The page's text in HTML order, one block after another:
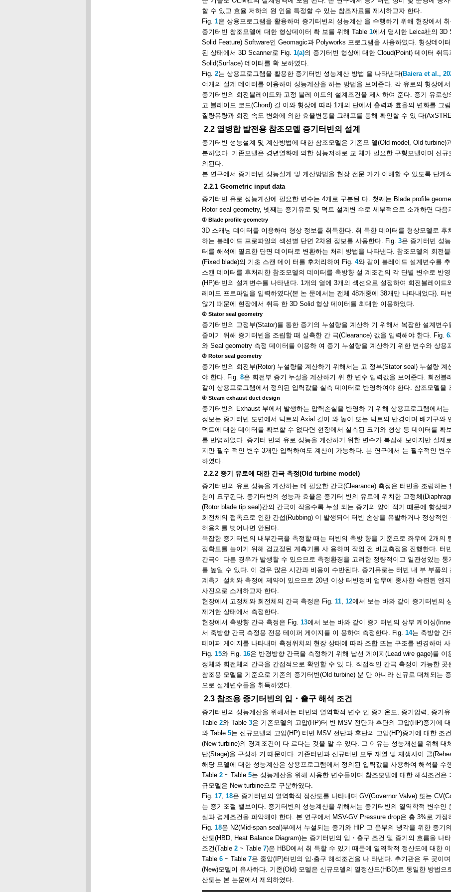
할 수 있고 효율 저하의 원 인을 특정할 수 있는 참조자료를 제시하고자 한다.
Fig. 1은 상용프로그램을 활용하여 증기터빈의 성능계산 을 수행하기 위해 현장에서
증기터빈 참조모델에 대한 형상데이터 확 보를 위해 Table 1에서 명시한 Leica社의 3D
Solid Feature) Software인 Geomagic과 Polyworks 프로그램을 사용하였다. 형상데이
된 상태에서 3D Scanner로 Fig. 1(a)의 증기터빈 형상에 대한 Cloud(Point) 데이터 취
Solid(Surface) 데이터를 확 보하였다.
Fig. 2는 상용프로그램을 활용한 증기터빈 성능계산 방법 을 나타낸다(Baiera et al.,
여개의 설계 데이터를 이용하여 성능계산을 하는 방법을 보여준다. 각 유로의 형상에
증기터빈의 회전블레이드와 고정 블레 이드의 설계조건을 제시하여 준다. 증기 유로
고 블레이드 코드(Chord) 길 이와 형상에 따라 1개의 단에서 출력과 효율의 변화를 그
질량유량과 회전 속도 변화에 의한 효율변동을 그래프를 통해 확인할 수 있 다
2.2 열병합 발전용 참조모델 증기터빈의 설계
증기터빈 성능설계 및 계산방법에 대한 참조모델은 기존모 델(Old model, Old turbine)
분하였다. 기존모델은 경년열화에 의한 성능저하로 교 체가 필요한 구형모델이며 신
의된다.
본 연구에서 증기터빈 성능설계 및 계산방법을 현장 전문 가가 이해할 수 있도록 단계
2.2.1 Geometric input data
증기터빈 유로 성능계산에 필요한 변수는 4개로 구분된 다. 첫째는 Blade profile
Rotor seal geometry, 넷째는 증기유로 및 덕트 설계변 수로 세부적으로 소개하면 다음
① Blade profile geometry
3D 스캐닝 데이터를 이용하여 형상 정보를 취득한다. 취 득한 데이터를 형상모델로 후
하는 블레이드 프로파일의 섹션별 단면 2차원 정보를 사용한다. Fig. 3은 증기터빈 성
터를 해석에 필요한 단면 데이터로 변환하는 처리 방법을 나타낸다. 참조모델의 회전
(Fixed blade)의 기초 스캔 데이 터를 후처리하여 Fig. 4와 같이 블레이드 설계변수를
스캔 데이터를 후처리한 참조모델의 데이터를 축방향 설 계조건의 각 단별 변수로 반
(HP)터빈의 설계변수를 나타낸다. 1개의 열에 3개의 섹션으로 설정하여 회전블레이
레이드 프로파일을 입력하였다(본 논 문에서는 전체 48개중에 38개만 나타내었다). 터
않기 때문에 현장에서 취득 한 3D Solid 형상 데이터를 최대한 이용하였다.
② Stator seal geometry
증기터빈의 고정부(Stator)를 통한 증기의 누설량을 계산하 기 위해서 복잡한 설계변
줄이기 위해 증기터빈을 조립할 때 실측한 간 극(Clearance) 값을 입력해야 한다. Fig. 6
와 Seal geometry 측정 데이터를 이용하 여 증기 누설량을 계산하기 위한 변수와 상용
③ Rotor seal geometry
증기터빈의 회전부(Rotor) 누설량을 계산하기 위해서는 고 정부(Stator seal) 누설량
야 한다. Fig. 8은 회전부 증기 누설을 계산하기 위 한 변수 입력값을 보여준다. 회전블
같이 상용프로그램에서 정의된 입력값을 실측 데이터로 반영하여야 한다. 참조모델을
④ Steam exhaust duct design
증기터빈의 Exhaust 부에서 발생하는 압력손실을 반영하 기 위해 상용프로그램에서
정보는 증기터빈 도면에서 덕트의 Axial 길이 와 높이 또는 덕트의 반경이며 배기구와
덕트에 대한 데이터를 확보할 수 없다면 현장에서 실측된 크기와 형상 등 데이터를 확
를 반영하였다. 증기터 빈의 유로 성능을 계산하기 위한 변수가 복잡해 보이지만 실제
지만 필수 적인 변수 3개만 입력하여도 계산이 가능하다. 본 연구에서 는 필수적인 변
하였다.
2.2.2 증기 유로에 대한 간극 측정(Old turbine model)
증기터빈의 유로 성능을 계산하는 데 필요한 간극(Clearance) 측정은 터빈을 조립하
험이 요구된다. 증기터빈의 성능과 효율은 증기터 빈의 유로에 위치한 고정체
(Rotor blade tip seal)간의 간극이 작을수록 누설 되는 증기의 양이 적기 때문에 향상
회전체의 접촉으로 인한 간섭(Rubbing) 이 발생되어 터빈 손상을 유발하거나 정상적
허용치를 벗어나면 안된다.
복잡한 증기터빈의 내부간극을 측정할 때는 터빈의 축방 향을 기준으로 좌우에 2개의
정확도를 높이기 위해 검교정된 계측기를 사 용하며 작업 전 비교측정을 진행한다. 터
간극이 다른 경우가 발생할 수 있으므로 측정환경을 고려한 정량적이고 일관성있는
를 높일 수 있다. 이 경우 많은 시간과 비용이 수반된다. 증기유로는 터빈 내 부 부품의
계측기 설치와 측정에 제약이 있으므로 20년 이상 터빈정비 업무에 종사한 숙련된 엔
사진으로 소개하고자 한다.
현장에서 고정체와 회전체의 간극 측정은 Fig. 11, 12에서 보는 바와 같이 증기터빈의
제거한 상태에서 측정한다.
현장에서 축방향 간극 측정은 Fig. 13에서 보는 바와 같이 증기터빈의 상부 케이싱
서 축방향 간극 측정용 전용 테이퍼 게이지를 이 용하여 측정한다. Fig. 14는 축방향 간
테이퍼 게이지를 나타내며 측정위치의 현장 상태에 따라 조합 또는 구조를 변경하여
Fig. 15와 Fig. 16은 반경방향 간극을 측정하기 위해 납선 게이지(Lead wire gage)를
정체와 회전체의 간극을 간접적으로 확인할 수 있 다. 직접적인 간극 측정이 가능한
참조용 모델을 기준으로 기존의 증기터빈(Old turbine) 뿐 만 아니라 신규로 대체되는
으로 설계변수들을 취득하였다.
2.3 참조용 증기터빈의 입・출구 해석 조건
증기터빈의 성능계산을 위해서는 터빈의 열역학적 변수 인 증기온도, 증기압력, 증기
Table 2와 Table 3은 기존모델의 고압(HP)터 빈 MSV 전단과 후단의 고압(HP)증기에
와 Table 5는 신규모델의 고압(HP) 터빈 MSV 전단과 후단의 고압(HP)증기에 대한 조
(New turbine)의 경계조건이 다 르다는 것을 알 수 있다. 그 이유는 성능개선을 위해 대
단(Stage)을 구성하 기 때문이다. 기존터빈과 신규터빈 모두 재열 및 재생사이 클
해당 모델에 대한 성능계산은 상용프로그램에서 정의된 입력값을 사용하여 해석을 수
Table 2 ~ Table 5는 성능계산을 위해 사용한 변수들이며 참조모델에 대한 해석조건은
규모델은 New turbine으로 구분하였다.
Fig. 17, 18은 증기터빈의 열역학적 정산도를 나타내며 GV(Governor Valve) 또는
는 증기조절 밸브이다. 증기터빈의 성능계산을 위해서는 증기터빈의 열역학적 변수
실과 경계조건을 파악해야 한다. 본 연구에서 MSV-GV Pressure drop은 총 3%로 가정
Fig. 18은 N2(Mid-span seal)부에서 누설되는 증기와 HIP 고 온부의 냉각을 위한 증기
산도(HBD, Heat Balance Diagram)는 증기터빈의 입・출구 조건 및 증기의 흐름을 나
조건(Table 2 ~ Table 7)은 HBD에서 취 득할 수 있기 때문에 열역학적 정산도에 대한
Table 6 ~ Table 7은 중압(IP)터빈의 입·출구 해석조건을 나 타낸다. 추기관은 두 곳이
(New)모델이 유사하다. 기존(Old) 모델은 신규모델의 열정산도(HBD)로 동일한 방법
산도는 본 논문에서 제외하였다.